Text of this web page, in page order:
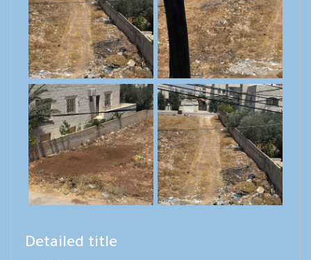
Detailed title